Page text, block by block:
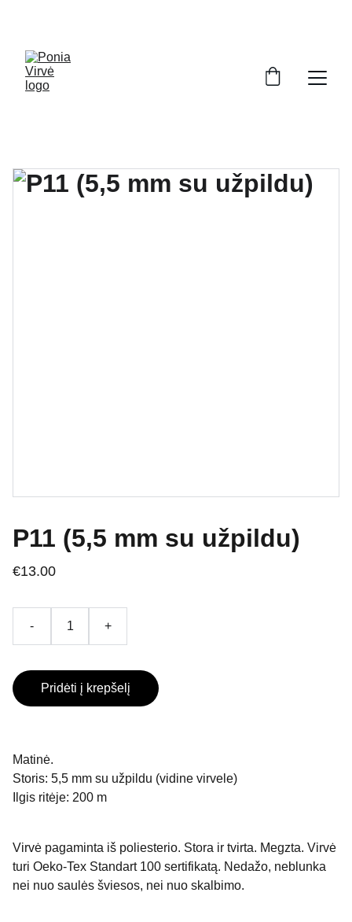
P11 (5,5 mm su užpildu)
€13.00
- +
Pridėti į krepšelį
Matinė.
Storis: 5,5 mm su užpildu (vidine virvele)
Ilgis ritėje: 200 m
Virvė pagaminta iš poliesterio. Stora ir tvirta. Megzta. Virvė
turi Oeko-Tex Standart 100 sertifikatą. Nedažo, neblunka
nei nuo saulės šviesos, nei nuo skalbimo.